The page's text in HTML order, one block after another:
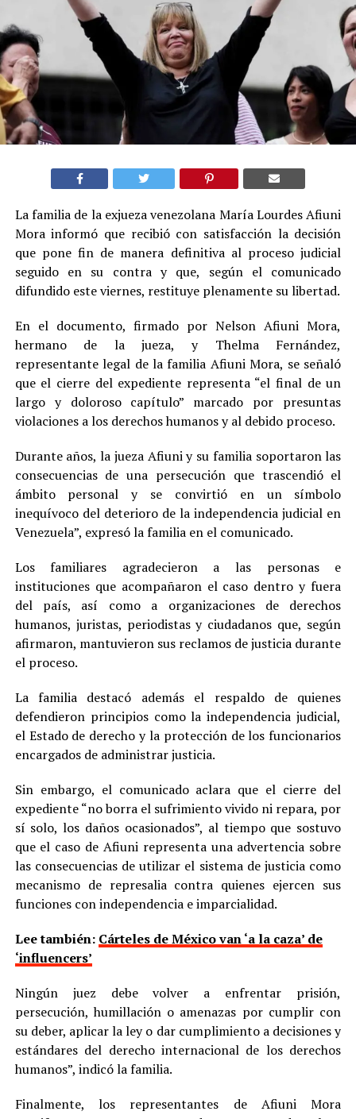
La familia de la exjueza venezolana María Lourdes Afiuni
Mora informó que recibió con satisfacción la decisión
que pone fin de manera definitiva al proceso judicial
seguido en su contra y que, según el comunicado
difundido este viernes, restituye plenamente su libertad.
En el documento, firmado por Nelson Afiuni Mora,
hermano de la jueza, y Thelma Fernández,
representante legal de la familia Afiuni Mora, se señaló
que el cierre del expediente representa “el final de un
largo y doloroso capítulo” marcado por presuntas
violaciones a los derechos humanos y al debido proceso.
Durante años, la jueza Afiuni y su familia soportaron las
consecuencias de una persecución que trascendió el
ámbito personal y se convirtió en un símbolo
inequívoco del deterioro de la independencia judicial en
Venezuela”, expresó la familia en el comunicado.
Los familiares agradecieron a las personas e
instituciones que acompañaron el caso dentro y fuera
del país, así como a organizaciones de derechos
humanos, juristas, periodistas y ciudadanos que, según
afirmaron, mantuvieron sus reclamos de justicia durante
el proceso.
La familia destacó además el respaldo de quienes
defendieron principios como la independencia judicial,
el Estado de derecho y la protección de los funcionarios
encargados de administrar justicia.
Sin embargo, el comunicado aclara que el cierre del
expediente “no borra el sufrimiento vivido ni repara, por
sí solo, los daños ocasionados”, al tiempo que sostuvo
que el caso de Afiuni representa una advertencia sobre
las consecuencias de utilizar el sistema de justicia como
mecanismo de represalia contra quienes ejercen sus
funciones con independencia e imparcialidad.
Lee también: Cárteles de México van ‘a la caza’ de
‘influencers’
Ningún juez debe volver a enfrentar prisión,
persecución, humillación o amenazas por cumplir con
su deber, aplicar la ley o dar cumplimiento a decisiones y
estándares del derecho internacional de los derechos
humanos”, indicó la familia.
Finalmente, los representantes de Afiuni Mora